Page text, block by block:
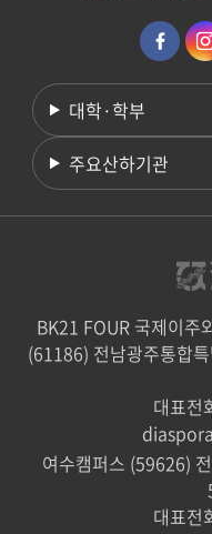
대학·학부
주요산하기관
BK21 FOUR 국제이주
(61186) 전남광주통합
대표전
여수캠퍼스 (59626)
대표전